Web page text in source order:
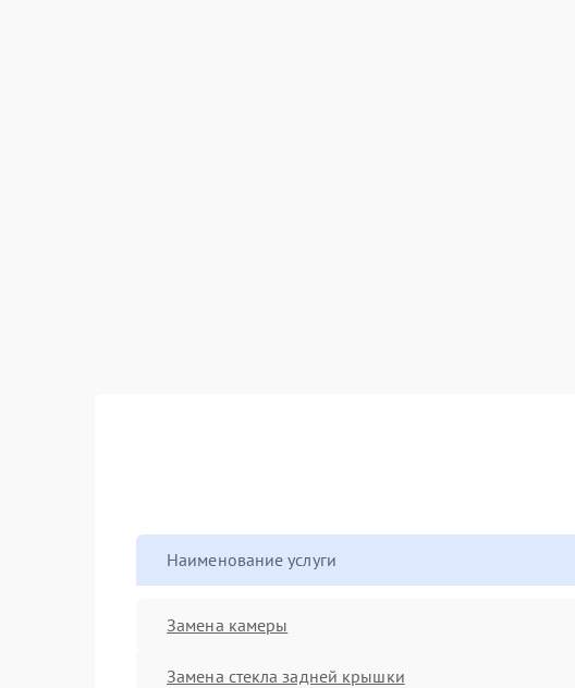
Наименование услуги
Замена камеры
Замена стекла задней крышки